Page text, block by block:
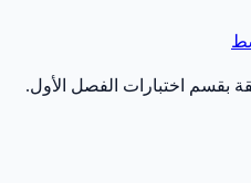
بقسم اختبارات الفصل الأول.